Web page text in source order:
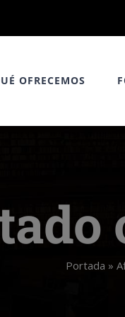
OFRECEMOS
Portada »